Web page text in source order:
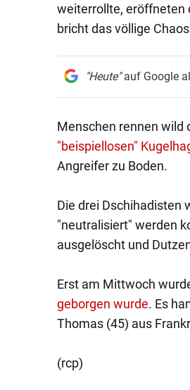
weiterrollte, eröffneten
bricht das völlige
"Heute"auf Google
Menschen rennen wild
"beispiellosen"
Angreifer zu Boden.
Die drei Dschihadisten
"neutralisiert" werden
ausgelöscht und
Erst am Mittwoch
geborgen wurde. Es
Thomas (45) aus
(rcp)